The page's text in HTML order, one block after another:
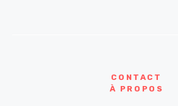
CONTACT
À PROPOS